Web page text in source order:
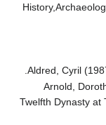
Aldred, Cyril
Arnold,
Twelfth Dynasty at